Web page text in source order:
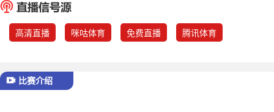
高清直播 咪咕体育 免费直播 腾讯体育
比赛介绍